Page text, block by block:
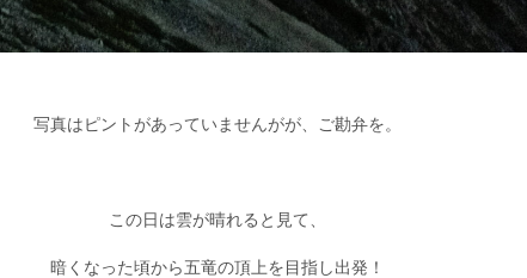
写真はピントがあっていませんがが、ご勘弁を。
この日は雲が晴れると見て、
暗くなった頃から五竜の頂上を目指し出発！